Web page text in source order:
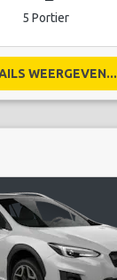
5 Portier
WEERGEVEN...